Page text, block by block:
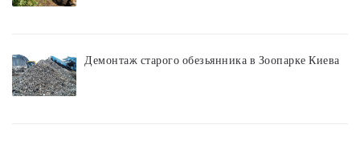
Демонтаж старого обезьянника в Зоопарке Киева